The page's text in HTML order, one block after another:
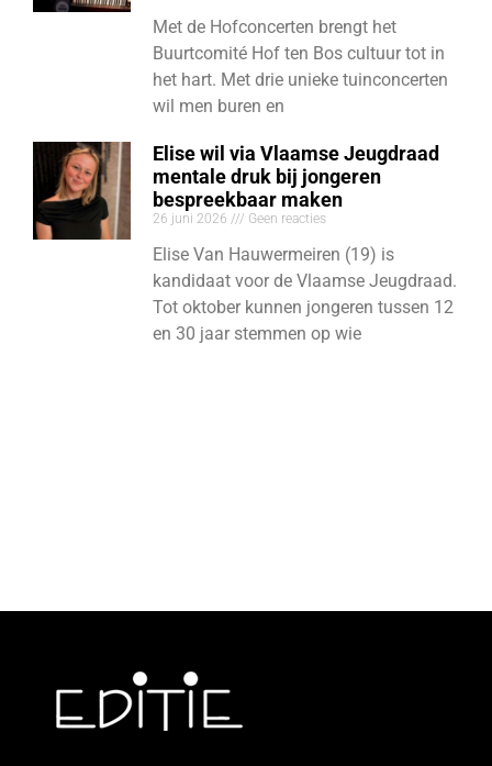
Met de Hofconcerten brengt het
Buurtcomité Hof ten Bos cultuur tot in
het hart. Met drie unieke tuinconcerten
wil men buren en
Elise wil via Vlaamse Jeugdraad
mentale druk bij jongeren
bespreekbaar maken
26 juni 2026 Geen reacties
Elise Van Hauwermeiren (19) is
kandidaat voor de Vlaamse Jeugdraad.
Tot oktober kunnen jongeren tussen 12
en 30 jaar stemmen op wie